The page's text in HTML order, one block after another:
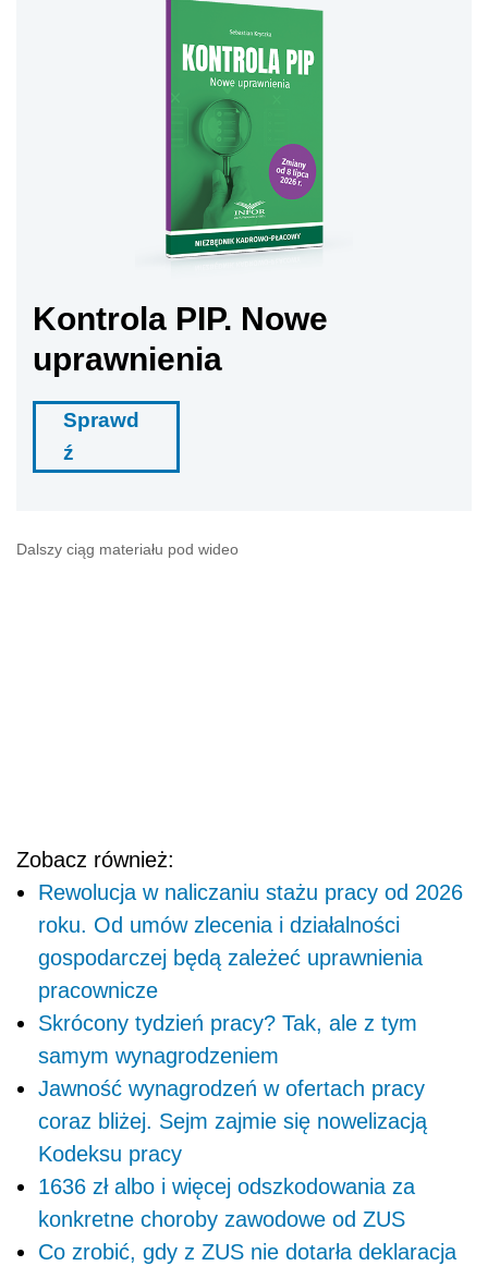
Kontrola PIP. Nowe
uprawnienia
Sprawd
ź
Dalszy ciąg materiału pod wideo
Zobacz również:
Rewolucja w naliczaniu stażu pracy od 2026
roku. Od umów zlecenia i działalności
gospodarczej będą zależeć uprawnienia
pracownicze
Skrócony tydzień pracy? Tak, ale z tym
samym wynagrodzeniem
Jawność wynagrodzeń w ofertach pracy
coraz bliżej. Sejm zajmie się nowelizacją
Kodeksu pracy
1636 zł albo i więcej odszkodowania za
konkretne choroby zawodowe od ZUS
Co zrobić, gdy z ZUS nie dotarła deklaracja